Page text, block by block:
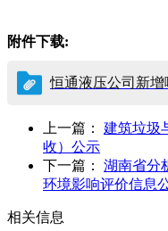
附件下载:
恒通液压公司新增
上一篇： 建筑垃圾
收）公示
下一篇： 湖南省分
环境影响评价信息
相关信息